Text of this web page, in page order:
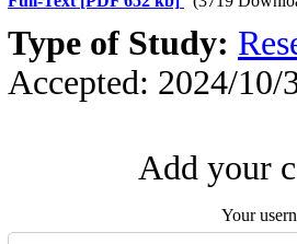
Type of Study:
Accepted: 2024/10/
Add your
Your